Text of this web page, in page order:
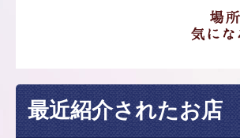
最近紹介されたお店